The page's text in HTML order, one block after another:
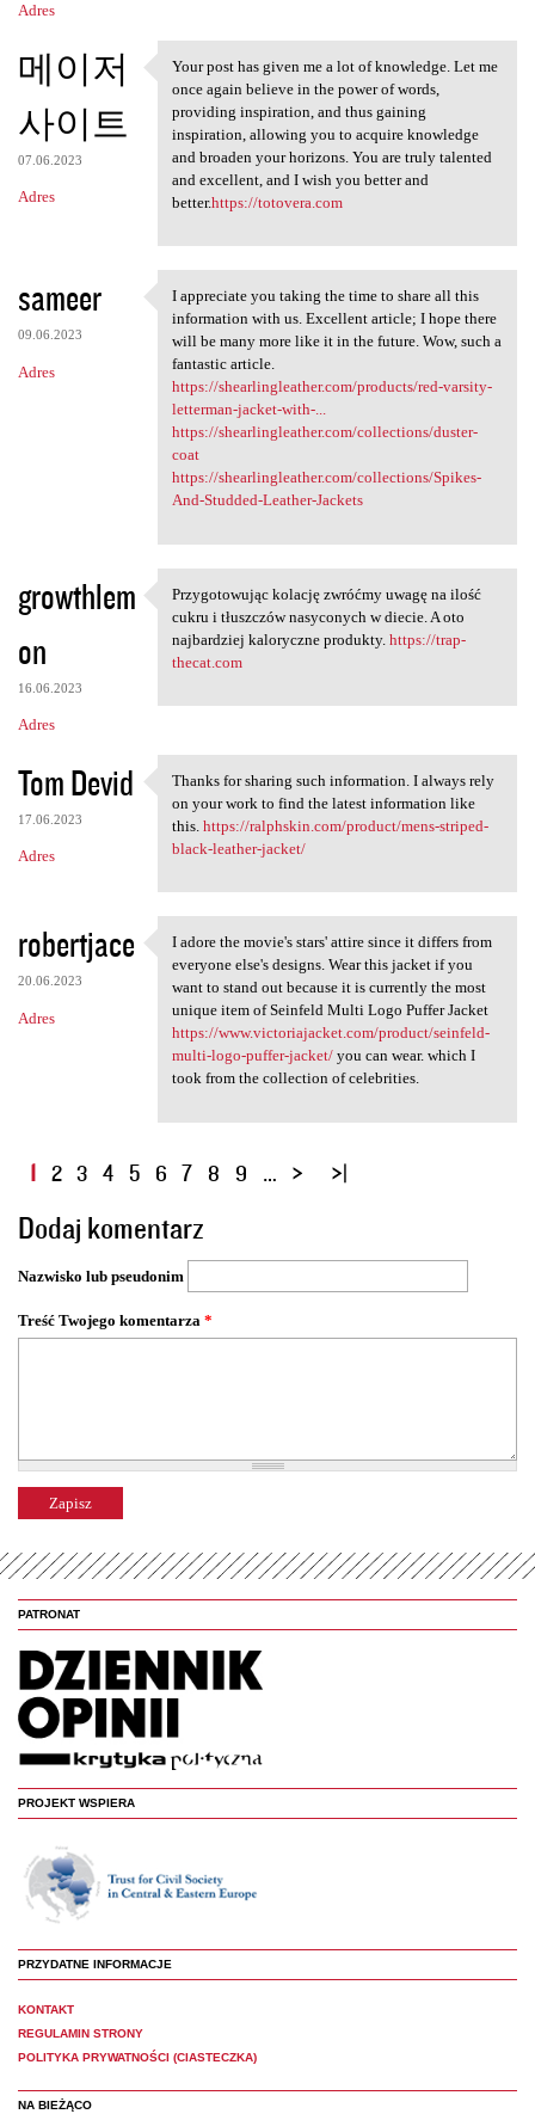
Adres
메이저
사이트
07.06.2023
Adres
Your post has given me a lot
Your post has given me a lot of knowledge. Let me
once again believe in the power of words,
providing inspiration, and thus gaining
inspiration, allowing you to acquire knowledge
and broaden your horizons. You are truly talented
and excellent, and I wish you better and
better.https://totovera.com
sameer
09.06.2023
Adres
I appreciate you taking the
I appreciate you taking the time to share all this
information with us. Excellent article; I hope there
will be many more like it in the future. Wow, such a
fantastic article.
https://shearlingleather.com/products/red-varsity-
letterman-jacket-with-...
https://shearlingleather.com/collections/duster-
coat
https://shearlingleather.com/collections/Spikes-
And-Studded-Leather-Jackets
growthlem
on
16.06.2023
Adres
Przygotowując kolację zwróćmy
Przygotowując kolację zwróćmy uwagę na ilość
cukru i tłuszczów nasyconych w diecie. A oto
najbardziej kaloryczne produkty. https://trap-
thecat.com
Tom Devid
17.06.2023
Adres
Thanks for sharing such
Thanks for sharing such information. I always rely
on your work to find the latest information like
this. https://ralphskin.com/product/mens-striped-
black-leather-jacket/
robertjace
20.06.2023
Adres
I adore the movie's stars'
I adore the movie's stars' attire since it differs from
everyone else's designs. Wear this jacket if you
want to stand out because it is currently the most
unique item of Seinfeld Multi Logo Puffer Jacket
https://www.victoriajacket.com/product/seinfeld-
multi-logo-puffer-jacket/you can wear. which I
took from the collection of celebrities.
S
r
o
n
y
1 2 3 4 5 6 7 8 9 …
Dodaj komentarz
Nazwisko lub pseudonim
Treść Twojego komentarza *
PATRONAT
PROJEKT WSPIERA
PRZYDATNE INFORMACJE
KONTAKT
REGULAMIN STRONY
POLITYKA PRYWATNOŚCI (CIASTECZKA)
NA BIEŻĄCO